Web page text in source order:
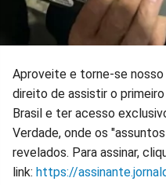
Aproveite e torne-se nosso
direito de assistir o primeiro
Brasil e ter acesso
Verdade, onde os
revelados. Para assinar,
link: https://